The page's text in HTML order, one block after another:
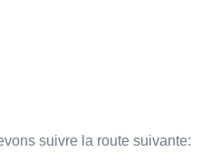
suivre la route suivante: